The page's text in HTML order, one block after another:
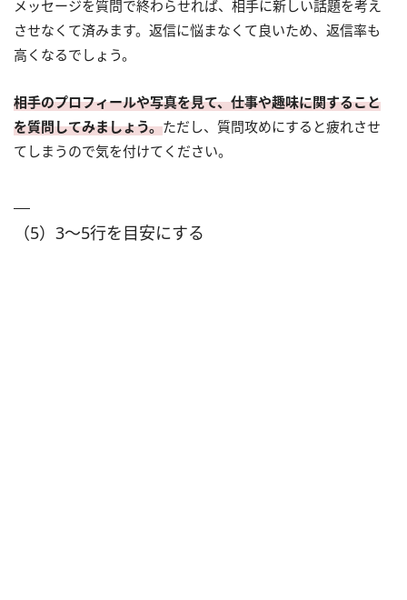
メッセージを質問で終わらせれば、相手に新しい話題を考え
させなくて済みます。返信に悩まなくて良いため、返信率も
高くなるでしょう。
相手のプロフィールや写真を見て、仕事や趣味に関すること
を質問してみましょう。ただし、質問攻めにすると疲れさせ
てしまうので気を付けてください。
（5）3～5行を目安にする